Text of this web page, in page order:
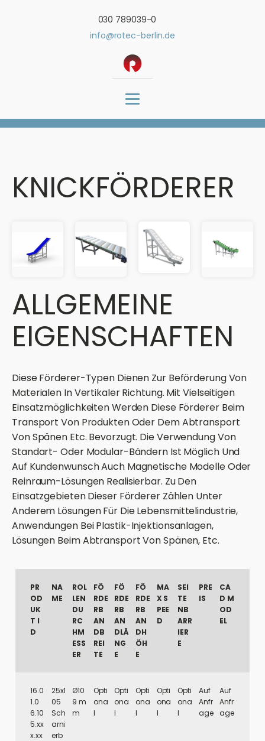
030 789039-0
info@rotec-berlin.de
KNICKFÖRDERER
ALLGEMEINE
EIGENSCHAFTEN
Diese Förderer-Typen Dienen Zur Beförderung Von
Materialen In Vertikaler Richtung. Mit Vielseitigen
Einsatzmöglichkeiten Werden Diese Förderer Beim
Transport Von Produkten Oder Dem Abtransport
Von Spänen Etc. Bevorzugt. Die Verwendung Von
Standart- Oder Modular-Bändern Ist Möglich Und
Auf Kundenwunsch Auch Magnetische Modelle Oder
Reinraum-Lösungen Realisierbar. Zu Den
Einsatzgebieten Dieser Förderer Zählen Unter
Anderem Lösungen Für Die Lebensmittelindustrie,
Anwendungen Bei Plastik-Injektionsanlagen,
Lösungen Beim Abtransport Von Spänen, Etc.
PR
OD
UK
T I
D
NA
ME
ROL
LEN
DU
RC
HM
ESS
ER
FÖ
RDE
RB
AN
DB
REI
TE
FÖ
RDE
RB
AN
DLÄ
NG
E
FÖ
RDE
RB
AN
DH
ÖH
E
MA
X S
PEE
D
SEI
TE
NB
ARR
IER
E
PRE
IS
CA
D M
OD
EL
16.0
1.0
6.10
5.xx
x.xx
25x1
05
Sch
arni
erb
Ø10
9 m
m
Opti
ona
l
Opti
ona
l
Opti
ona
l
Opti
ona
l
Opti
ona
l
Auf
Anfr
age
Auf
Anfr
age